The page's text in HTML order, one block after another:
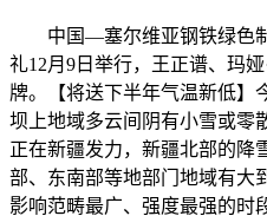
中国—塞尔维亚钢铁绿色制
礼12月9日举行，王正谱、玛
牌。【将送下半年气温新低】
坝上地域多云间阴有小雪或零
正在新疆发力，新疆北部的降
部、东南部等地部门地域有大
影响范畴最广、强度最强的时